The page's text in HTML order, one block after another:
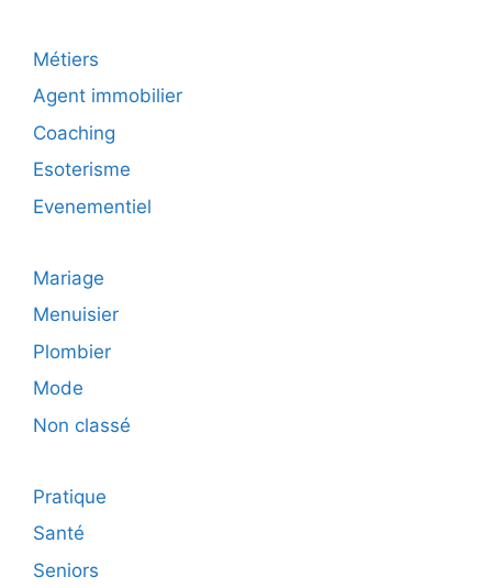
Métiers
Agent immobilier
Coaching
Esoterisme
Evenementiel
Mariage
Menuisier
Plombier
Mode
Non classé
Pratique
Santé
Seniors